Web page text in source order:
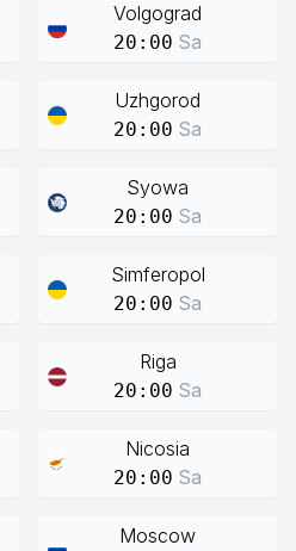
Volgograd
20:00 Sa
Uzhgorod
20:00 Sa
Syowa
20:00 Sa
Simferopol
20:00 Sa
Riga
20:00 Sa
Nicosia
20:00 Sa
Moscow